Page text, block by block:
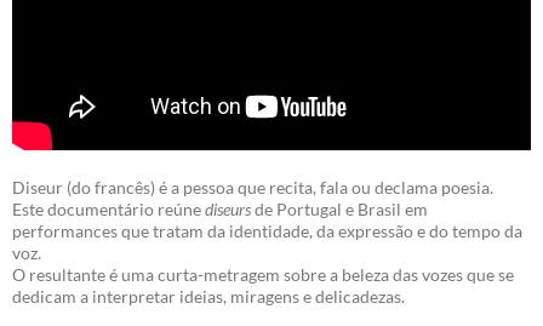
Diseur (do francês) é a pessoa que recita, fala ou declama poesia.
Este documentário reúnediseursde Portugal e Brasil em
performances que tratam da identidade, da expressão e do tempo da
voz.
O resultante é uma curta-metragem sobre a beleza das vozes que se
dedicam a interpretar ideias, miragens e delicadezas.